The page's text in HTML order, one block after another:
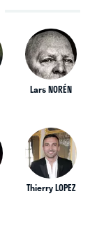
Lars NORÉN
Thierry LOPEZ